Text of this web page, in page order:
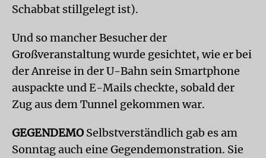
Schabbat stillgelegt ist).
Und so mancher Besucher der
Großveranstaltung wurde gesichtet, wie er bei
der Anreise in der U-Bahn sein Smartphone
auspackte und E-Mails checkte, sobald der
Zug aus dem Tunnel gekommen war.
GEGENDEMOSelbstverständlich gab es am
Sonntag auch eine Gegendemonstration. Sie